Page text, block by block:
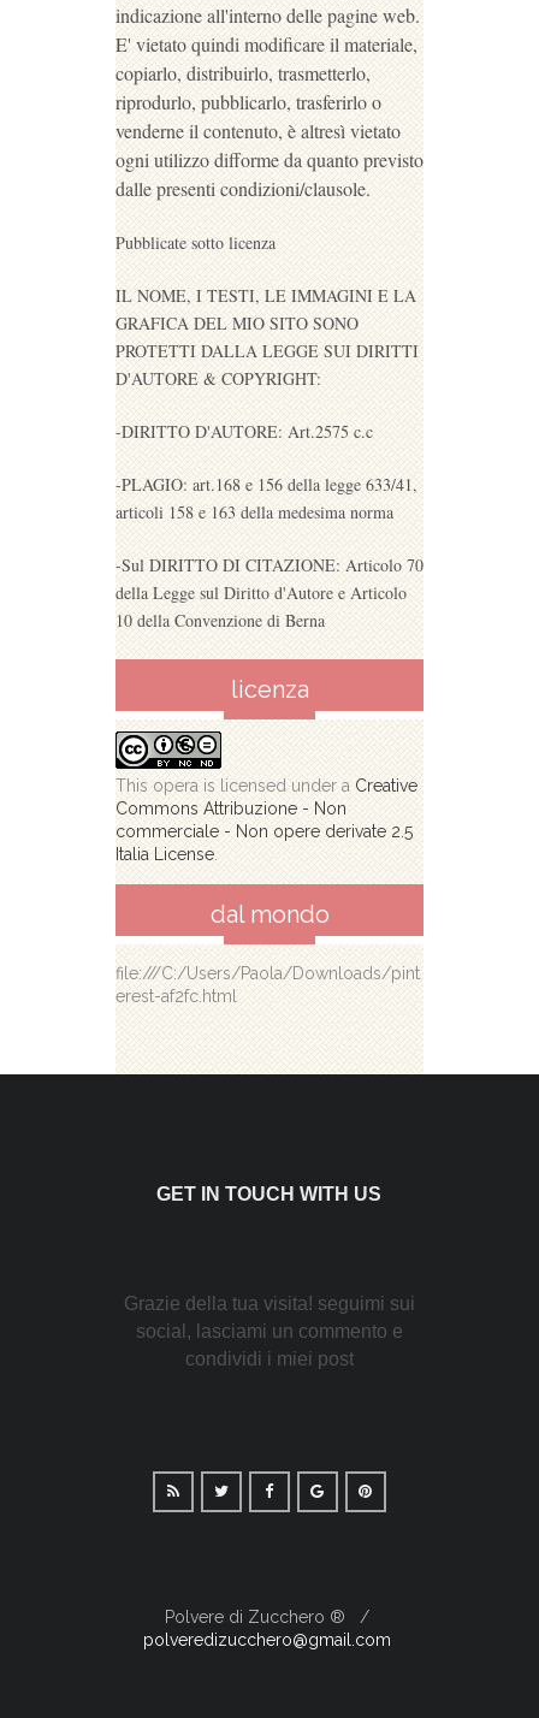
indicazione all'interno delle pagine web.
E' vietato quindi modificare il materiale,
copiarlo, distribuirlo, trasmetterlo,
riprodurlo, pubblicarlo, trasferirlo o
venderne il contenuto, è altresì vietato
ogni utilizzo difforme da quanto previsto
dalle presenti condizioni/clausole.
Pubblicate sotto licenza
IL NOME, I TESTI, LE IMMAGINI E LA
GRAFICA DEL MIO SITO SONO
PROTETTI DALLA LEGGE SUI DIRITTI
D'AUTORE & COPYRIGHT:
-DIRITTO D'AUTORE: Art.2575 c.c
-PLAGIO: art.168 e 156 della legge 633/41,
articoli 158 e 163 della medesima norma
-Sul DIRITTO DI CITAZIONE: Articolo 70
della Legge sul Diritto d'Autore e Articolo
10 della Convenzione di Berna
licenza
This opera is licensed under a Creative
Commons Attribuzione - Non
commerciale - Non opere derivate 2.5
Italia License
dal mondo
file:///C:/Users/Paola/Downloads/pint
erest-af2fc.html
GET IN TOUCH WITH US
Grazie della tua visita! seguimi sui
social, lasciami un commento e
condividi i miei post
Polvere di Zucchero ®
polveredizucchero@gmail.com